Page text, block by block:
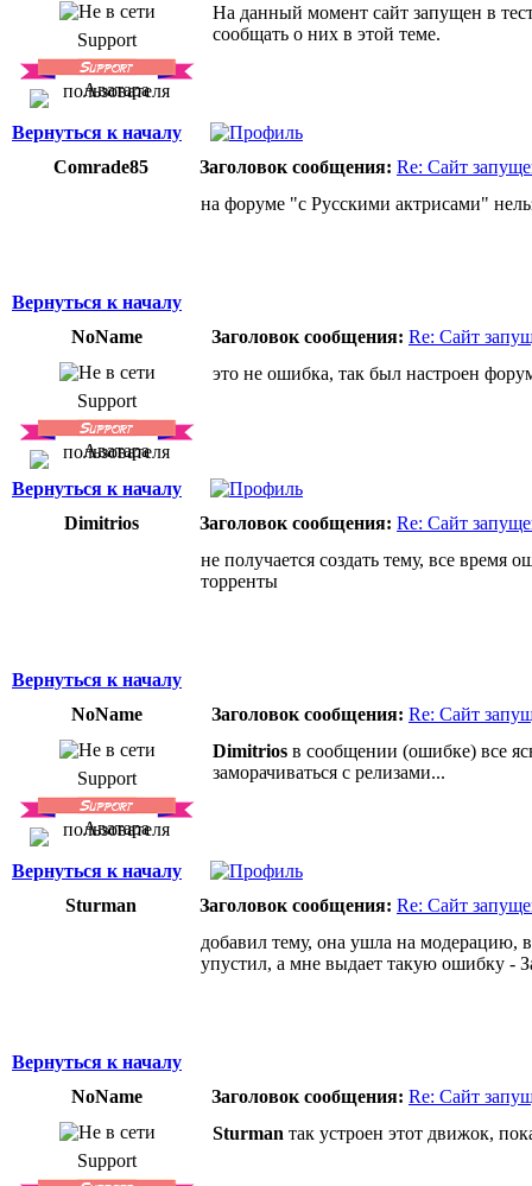
Support
На данный момент сайт запущен в
сообщать о них в этой теме.
Вернуться к началу
Comrade85
Заголовок сообщения: Re: Сайт
на форуме "с Русскими актрисами"
Вернуться к началу
NoName
Заголовок сообщения: Re: Сайт
Support
это не ошибка, так был настроен
Вернуться к началу
Dimitrios
Заголовок сообщения: Re: Сайт
не получается создать тему, все
торренты
Вернуться к началу
NoName
Заголовок сообщения: Re: Сайт
Support
Dimitrios в сообщении (ошибке) все
заморачиваться с релизами...
Вернуться к началу
Sturman
Заголовок сообщения: Re: Сайт
добавил тему, она ушла на модерацию,
упустил, а мне выдает такую ошибку -
Вернуться к началу
NoName
Заголовок сообщения: Re: Сайт
Support
Sturman так устроен этот движок,